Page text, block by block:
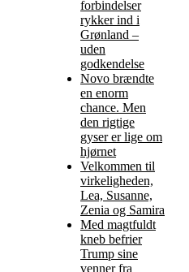
forbindelser
rykker ind i
Grønland –
uden
godkendelse
Novo brændte
en enorm
chance. Men
den rigtige
gyser er lige om
hjørnet
Velkommen til
virkeligheden,
Lea, Susanne,
Zenia og Samira
Med magtfuldt
kneb befrier
Trump sine
venner fra